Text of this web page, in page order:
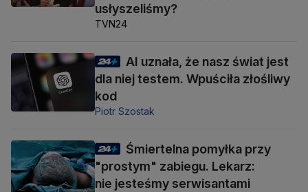
usłyszeliśmy?
TVN24
AI uznała, że nasz świat jest
dla niej testem. Wpuściła złośliwy
kod
Piotr Szostak
Śmiertelna pomyłka przy
"prostym" zabiegu. Lekarz:
nie jesteśmy serwisantami